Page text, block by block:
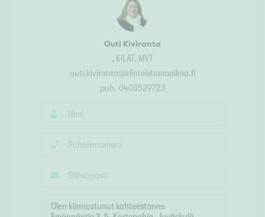
Outi Kiviranta
, KiLAT, MVT
outi.kiviranta@kiinteistomaailma.fi
puh. 0403529723